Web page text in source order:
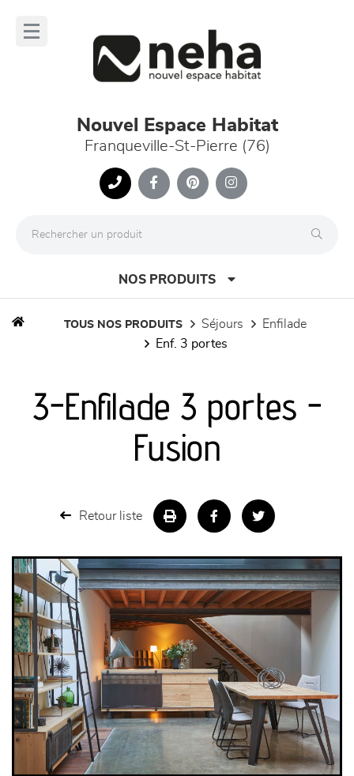
Nouvel Espace Habitat
Franqueville-St-Pierre (76)
NOS PRODUITS
séjours
meubles de complément
décoration
TOUS NOS PRODUITS séjours
enfilade
enf. 3 portes
3-Enfilade 3 portes -
Fusion
Retour liste